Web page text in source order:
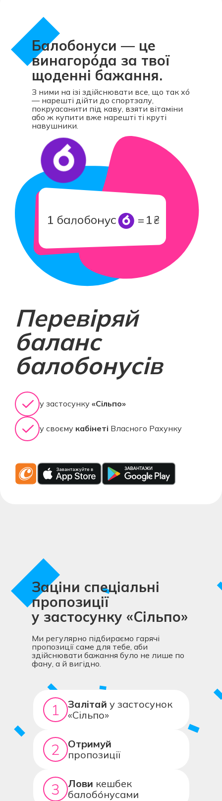
Балобонуси — це
винагорóда за твої
щоденні бажання.
З ними на ізі здійснювати все, що так хó
— нарешті дійти до спортзалу,
покруасанити під каву, взяти вітаміни
або ж купити вже нарешті ті круті
навушники.
Перевіряй
баланс
балобонусів
у застосунку «Сільпо»
у своєму кабінеті Власного Рахунку
Заціни спеціальні
пропозиції
у застосунку «Сільпо»
Ми регулярно підбираємо гарячі
пропозиції саме для тебе, аби
здійснювати бажання було не лише по
фану, а й вигідно.
Залітай у застосунок
«Сільпо»
Отримуй
пропозиції
Лови кешбек
балобóнусами